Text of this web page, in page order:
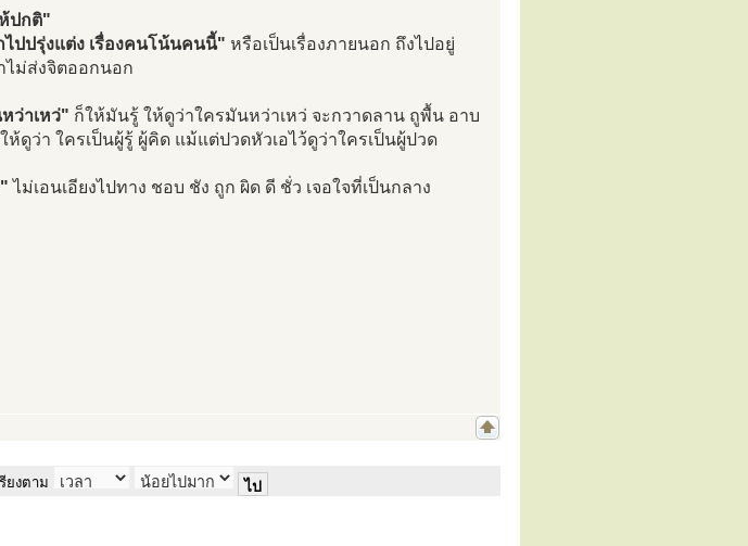
ปกติ"
ไปปรุ่งแต่ง เรื่องคนโน้นคนนี้" หรือเป็นเรื่องภายนอก ถึงไปอยู่
ไม่ส่งจิตออกนอก
ว่าเหว่" ก็ให้มันรู้ ให้ดูว่าใครมันหว่าเหว่ จะกวาดลาน ถูพื้น อาบ
ดูว่า ใครเป็นผู้รู้ ผู้คิด แม้แต่ปวดหัวเอไว้ดูว่าใครเป็นผู้ปวด
ไม่เอนเอียงไปทาง ชอบ ชัง ถูก ผิด ดี ชั่ว เจอใจที่เป็นกลาง
ยงตาม